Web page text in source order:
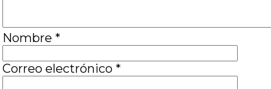
Nombre *
Correo electrónico *